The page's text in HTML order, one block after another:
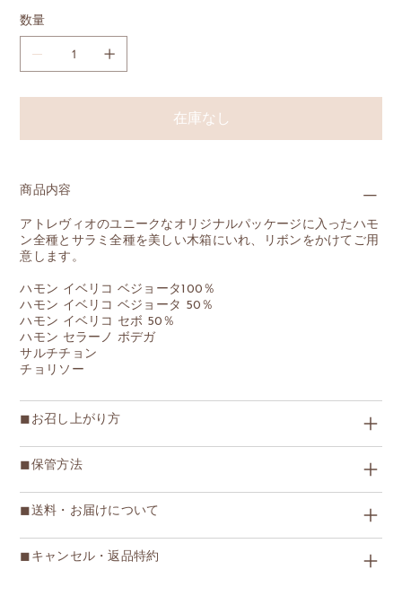
数量
在庫なし
商品内容
アトレヴィオのユニークなオリジナルパッケージに入ったハモ
ン全種とサラミ全種を美しい木箱にいれ、リボンをかけてご用
意します。
ハモン イベリコ ベジョータ100％
ハモン イベリコ ベジョータ 50％
ハモン イベリコ セボ 50％
ハモン セラーノ ボデガ
サルチチョン
チョリソー
◼︎お召し上がり方
◼︎保管方法
◼︎送料・お届けについて
◼︎キャンセル・返品特約